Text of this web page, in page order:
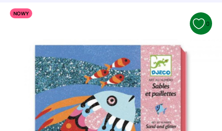
NOWY
0